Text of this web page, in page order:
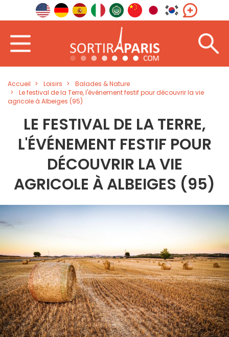
Accueil Loisirs
Balades & Nature
Le festival de la Terre, l'événement festif pour découvrir la vie
agricole à Albeiges (95)
LE FESTIVAL DE LA TERRE,
L'ÉVÉNEMENT FESTIF POUR
DÉCOUVRIR LA VIE
AGRICOLE À ALBEIGES (95)